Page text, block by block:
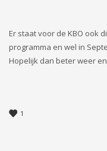
Er staat voor de KBO ook
programma en wel in
Hopelijk dan beter weer
1